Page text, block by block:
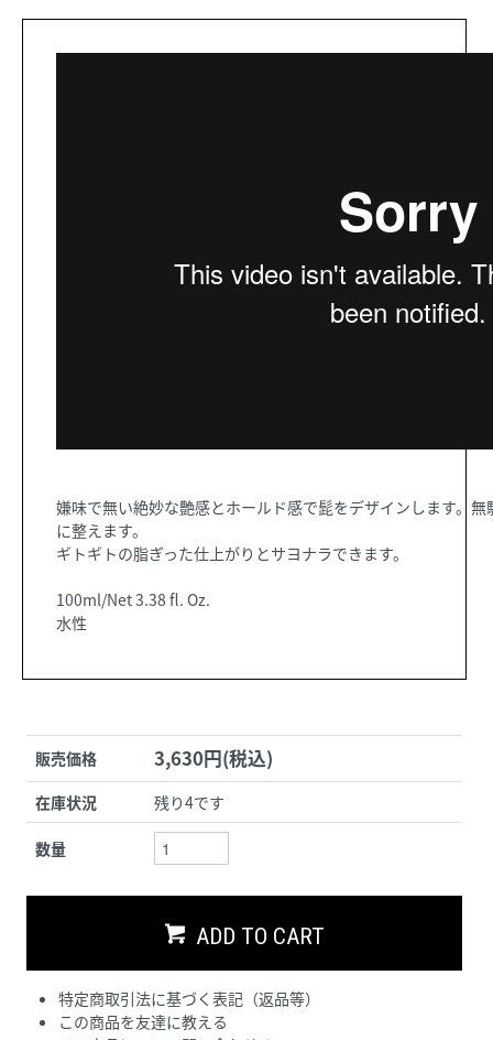
嫌味で無い絶妙な艶感とホールド感で髭をデザインします。
に整えます。
ギトギトの脂ぎった仕上がりとサヨナラできます。
100ml/Net 3.38 fl. Oz.
水性
販売価格 3,630円(税込)
在庫状況 残り4です
数量
ADD TO CART
特定商取引法に基づく表記（返品等）
この商品を友達に教える